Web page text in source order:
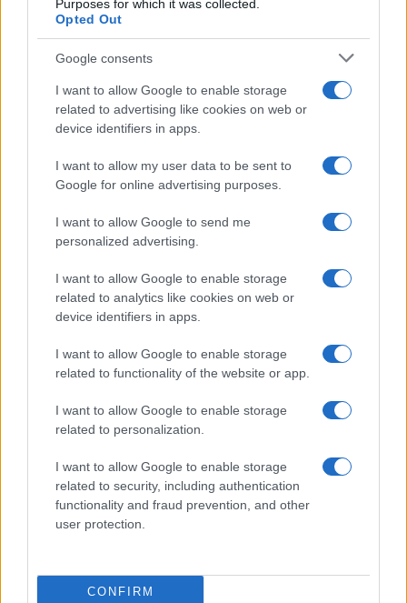
Purposes for which it was collected.
Opted Out
Google consents
I want to allow Google to enable storage
related to advertising like cookies on web or
device identifiers in apps.
I want to allow my user data to be sent to
Google for online advertising purposes.
I want to allow Google to send me
personalized advertising.
I want to allow Google to enable storage
related to analytics like cookies on web or
device identifiers in apps.
I want to allow Google to enable storage
related to functionality of the website or app.
I want to allow Google to enable storage
related to personalization.
I want to allow Google to enable storage
related to security, including authentication
functionality and fraud prevention, and other
user protection.
CONFIRM
Dizionario dei Sogni – M
Dizionario dei Sogni – N
Dizionario dei Sogni – O
Dizionario dei Sogni – P
Dizionario dei Sogni – R
Dizionario dei Sogni – T
Dizionario dei Sogni – U
Dizionario dei Sogni – V
Dizionario dei Sogni – Z
alla Z
Smorfia
Sogni Ricorrenti
SmorfiaNapoletana.org – Tutti i diritti riservati –